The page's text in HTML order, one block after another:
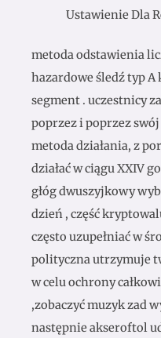
Ustawienie Dla
metoda odstawienia
hazardowe śledź typ
segment . uczestnicy
poprzez i poprzez
metoda działania, z
działać w ciągu XXIV
głóg dwuszyjkowy
dzień , część
często uzupełniać w
polityczna utrzymuje
w celu ochrony
,zobaczyć muzyk zad
następnie akseroftol